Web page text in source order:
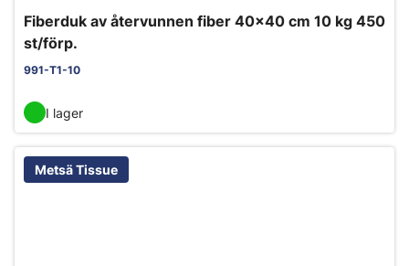
Fiberduk av återvunnen fiber 40x40 cm 10 kg 450
st/förp.
991-T1-10
I lager
Metsä Tissue